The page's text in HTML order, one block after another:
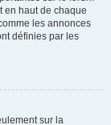
en haut de chaque
les annonces
définies par les
sur la